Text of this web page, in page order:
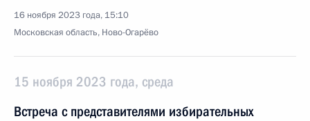
16 ноября 2023 года, 15:10
Московская область, Ново-Огарёво
15 ноября 2023 года, среда
Встреча с представителями избирательных